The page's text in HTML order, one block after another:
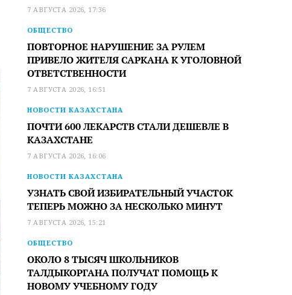
7 АВГУСТА 2026, 17:36
ОБЩЕСТВО
ПОВТОРНОЕ НАРУШЕНИЕ ЗА РУЛЕМ
ПРИВЕЛО ЖИТЕЛЯ САРКАНА К УГОЛОВНОЙ
ОТВЕТСТВЕННОСТИ
7 АВГУСТА 2026, 16:51
НОВОСТИ КАЗАХСТАНА
ПОЧТИ 600 ЛЕКАРСТВ СТАЛИ ДЕШЕВЛЕ В
КАЗАХСТАНЕ
7 АВГУСТА 2026, 16:06
НОВОСТИ КАЗАХСТАНА
УЗНАТЬ СВОЙ ИЗБИРАТЕЛЬНЫЙ УЧАСТОК
ТЕПЕРЬ МОЖНО ЗА НЕСКОЛЬКО МИНУТ
7 АВГУСТА 2026, 15:21
ОБЩЕСТВО
ОКОЛО 8 ТЫСЯЧ ШКОЛЬНИКОВ
ТАЛДЫКОРГАНА ПОЛУЧАТ ПОМОЩЬ К
НОВОМУ УЧЕБНОМУ ГОДУ